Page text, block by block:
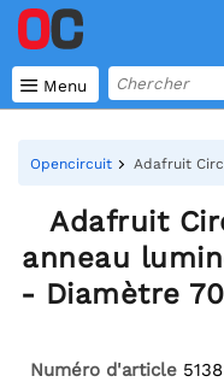
 Menu
Opencircuit Adafruit
Adafruit
anneau
- Diamètre
Numéro d'article 5138